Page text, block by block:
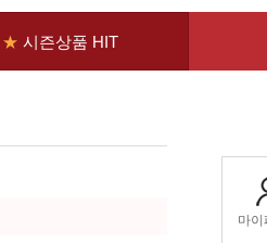
★ 시즌상품 HIT